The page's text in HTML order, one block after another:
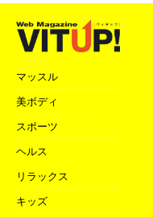
マッスル
美ボディ
スポーツ
ヘルス
リラックス
キッズ